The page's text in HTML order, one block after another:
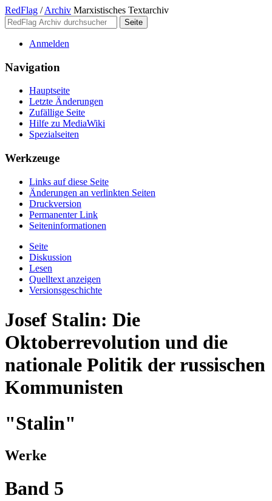
RedFlag / Archiv Marxistisches Textarchiv
Anmelden
Navigation
Hauptseite
Letzte Änderungen
Zufällige Seite
Hilfe zu MediaWiki
Spezialseiten
Werkzeuge
Links auf diese Seite
Änderungen an verlinkten Seiten
Druckversion
Permanenter Link
Seiten­­informationen
Seite
Diskussion
Lesen
Quelltext anzeigen
Versionsgeschichte
Josef Stalin: Die
Oktoberrevolution und die
nationale Politik der russischen
Kommunisten
"Stalin"
Werke
Band 5